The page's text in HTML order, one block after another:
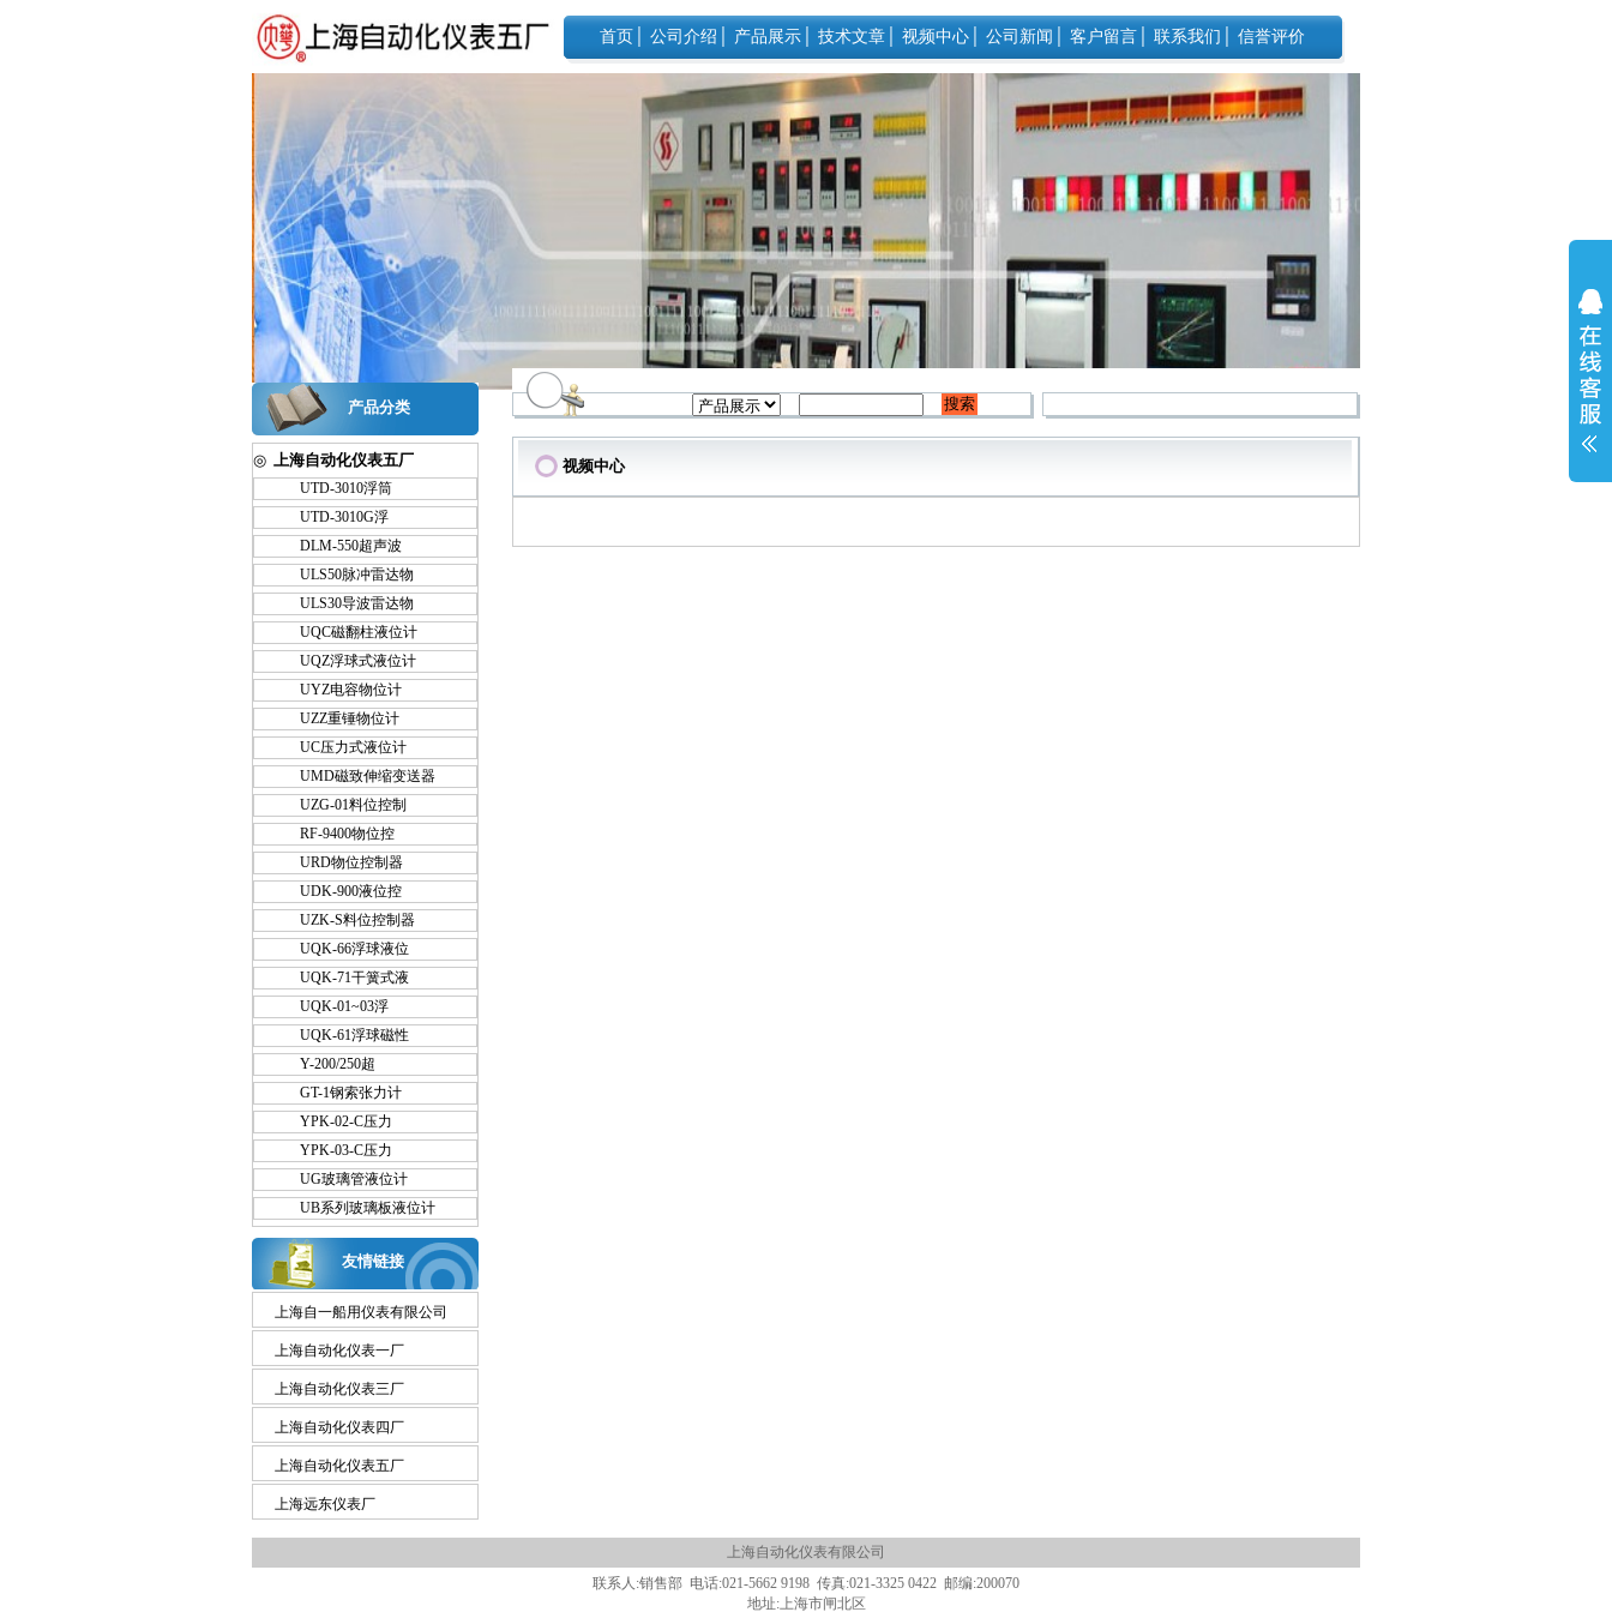
首页 公司介绍 产品展示 技术文章 视频中心 公司新闻 客户留言 联系我们 信誉评价
产品分类
◎ 上海自动化仪表五厂
UTD-3010浮筒
UTD-3010G浮
DLM-550超声波
ULS50脉冲雷达物
ULS30导波雷达物
UQC磁翻柱液位计
UQZ浮球式液位计
UYZ电容物位计
UZZ重锤物位计
UC压力式液位计
UMD磁致伸缩变送器
UZG-01料位控制
RF-9400物位控
URD物位控制器
UDK-900液位控
UZK-S料位控制器
UQK-66浮球液位
UQK-71干簧式液
UQK-01~03浮
UQK-61浮球磁性
Y-200/250超
GT-1钢索张力计
YPK-02-C压力
YPK-03-C压力
UG玻璃管液位计
UB系列玻璃板液位计
友情链接
上海自一船用仪表有限公司
上海自动化仪表一厂
上海自动化仪表三厂
上海自动化仪表四厂
上海自动化仪表五厂
上海远东仪表厂
视频中心
上海自动化仪表有限公司
联系人:销售部 电话:021-5662 9198 传真:021-3325 0422 邮编:200070
地址:上海市闸北区